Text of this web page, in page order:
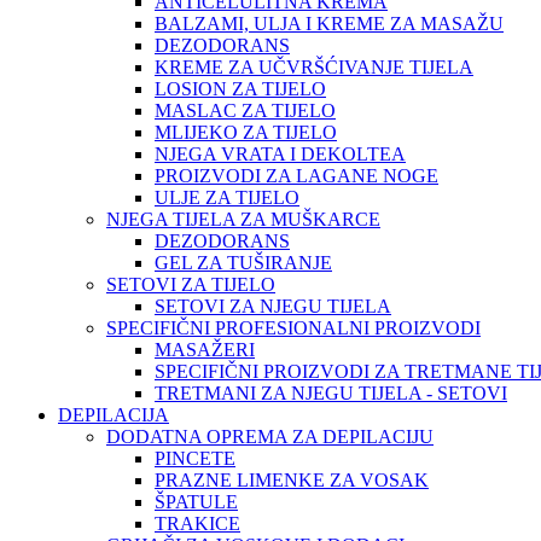
BALZAMI, ULJA I KREME ZA MASAŽU
DEZODORANS
KREME ZA UČVRŠĆIVANJE TIJELA
LOSION ZA TIJELO
MASLAC ZA TIJELO
MLIJEKO ZA TIJELO
NJEGA VRATA I DEKOLTEA
PROIZVODI ZA LAGANE NOGE
ULJE ZA TIJELO
NJEGA TIJELA ZA MUŠKARCE
DEZODORANS
GEL ZA TUŠIRANJE
SETOVI ZA TIJELO
SETOVI ZA NJEGU TIJELA
SPECIFIČNI PROFESIONALNI PROIZVODI
MASAŽERI
SPECIFIČNI PROIZVODI ZA TRETMANE
TRETMANI ZA NJEGU TIJELA - SETOVI
DEPILACIJA
DODATNA OPREMA ZA DEPILACIJU
PINCETE
PRAZNE LIMENKE ZA VOSAK
ŠPATULE
TRAKICE